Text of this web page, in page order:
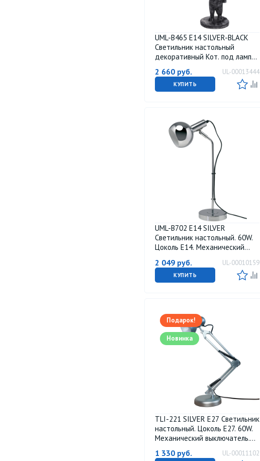
UML-B465 E14 SILVER-BLACK
Светильник настольный
декоративный Кот. под лампу
выключатель. Серебристый-
черный. ТМ Uniel
2 660 руб. UL-00013444
КУПИТЬ
UML-B702 E14 SILVER
Светильник настольный. 60W.
Цоколь Е14. Механический
Uniel
2 049 руб. UL-00010159
КУПИТЬ
Подарок!
Новинка
TLI-221 SILVER E27 Светильник
настольный. Цоколь Е27. 60W.
Механический выключатель.
1 330 руб. UL-00011102